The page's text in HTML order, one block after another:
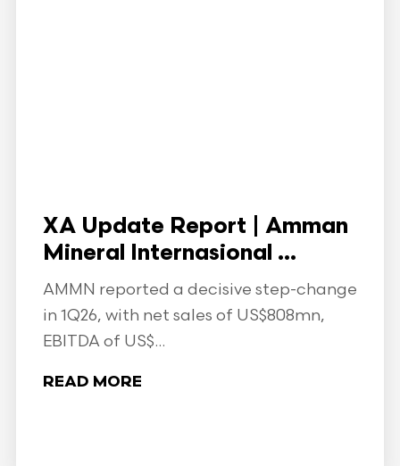
XA Update Report | Amman
Mineral Internasional ...
AMMN reported a decisive step-change
in 1Q26, with net sales of US$808mn,
EBITDA of US$...
READ MORE